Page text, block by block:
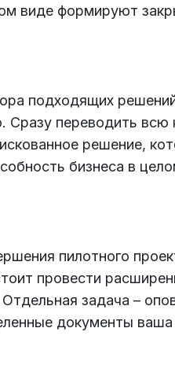
виде формируют
подходящих
Сразу переводить
решение,
бизнеса в
пилотного
провести
задача –
документы